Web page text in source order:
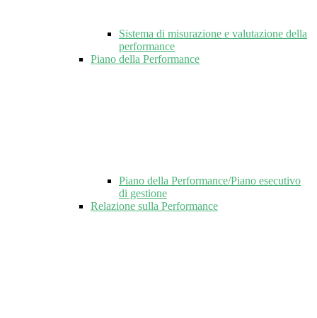
Sistema di misurazione e valutazione della
performance
Piano della Performance
Piano della Performance/Piano esecutivo
di gestione
Relazione sulla Performance